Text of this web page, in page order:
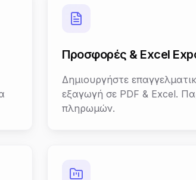
Προσφορές & Excel
Δημιουργήστε
εξαγωγή σε PDF & Excel.
πληρωμών.